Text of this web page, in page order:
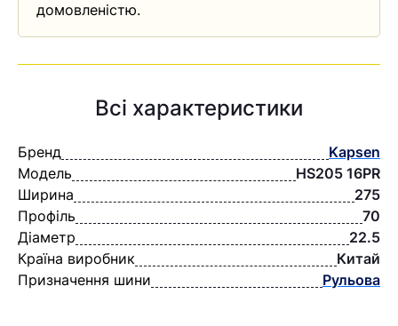
домовленістю.
Всі характеристики
Бренд
Kapsen
Модель
HS205 16PR
Ширина
275
Профіль
70
Діаметр
22.5
Країна виробник
Китай
Призначення шини
Рульова